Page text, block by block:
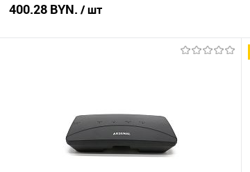
400.28 BYN. / шт
В наличии